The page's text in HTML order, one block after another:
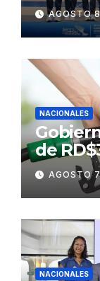
AGOSTO
NACIONALES
de
AGOSTO
NACIONALES